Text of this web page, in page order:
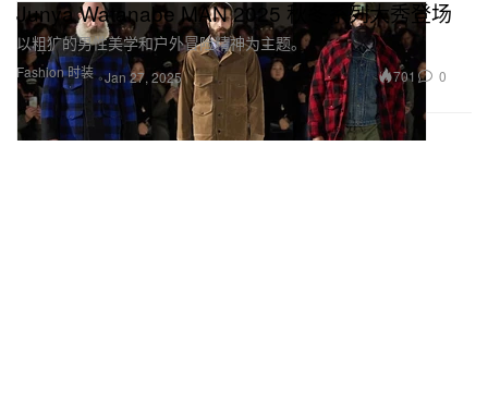
Fashion 时装
Junya Watanabe MAN 2025 秋冬系列大秀登场
以粗犷的男性美学和户外冒险精神为主题。
Jan 27, 2025 701 0